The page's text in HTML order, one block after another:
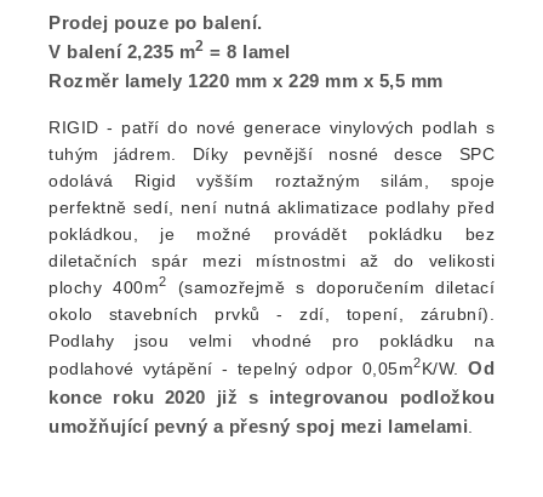
Prodej pouze po balení.
V balení 2,235 m2 = 8 lamel
Rozměr lamely 1220 mm x 229 mm x 5,5 mm
RIGID - patří do nové generace vinylových podlah s
tuhým jádrem. Díky pevnější nosné desce SPC
odolává Rigid vyšším roztažným silám, spoje
perfektně sedí, není nutná aklimatizace podlahy před
pokládkou, je možné provádět pokládku bez
diletačních spár mezi místnostmi až do velikosti
plochy 400m2
(samozřejmě s doporučením diletací
okolo stavebních prvků - zdí, topení, zárubní).
Podlahy jsou velmi vhodné pro pokládku na
podlahové vytápění - tepelný odpor 0,05m2K/W.Od
konce roku 2020 již s integrovanou podložkou
umožňující pevný a přesný spoj mezi lamelami